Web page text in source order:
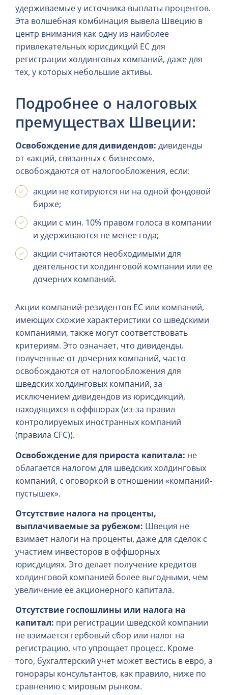
удерживаемые у источника выплаты процентов.
Эта волшебная комбинация вывела Швецию в
центр внимания как одну из наиболее
привлекательных юрисдикций ЕС для
регистрации холдинговых компаний, даже для
тех, у которых небольшие активы.
Подробнее о налоговых
премуществах Швеции:
Освобождение для дивидендов: дивиденды
от «акций, связанных с бизнесом»,
освобождаются от налогообложения, если:
акции не котируются ни на одной фондовой
бирже;
акции с мин. 10% правом голоса в компании
и удерживаются не менее года;
акции считаются необходимыми для
деятельности холдинговой компании или ее
дочерних компаний.
Акции компаний-резидентов ЕС или компаний,
имеющих схожие характеристики со шведскими
компаниями, также могут соответствовать
критериям. Это означает, что дивиденды,
полученные от дочерних компаний, часто
освобождаются от налогообложения для
шведских холдинговых компаний, за
исключением дивидендов из юрисдикций,
находящихся в оффшорах (из-за правил
контролируемых иностранных компаний
(правила CFC)).
Освобождение для прироста капитала: не
облагается налогом для шведских холдинговых
компаний, с оговоркой в отношении «компаний-
пустышек».
Отсутствие налога на проценты,
выплачиваемые за рубежом: Швеция не
взимает налоги на проценты, даже для сделок с
участием инвесторов в оффшорных
юрисдициях. Это делает получение кредитов
холдинговой компанией более выгодными, чем
увеличение ее акционерного капитала.
Отсутствие госпошлины или налога на
капитал: при регистрации шведской компании
не взимается гербовый сбор или налог на
регистрацию, что упрощает процесс. Кроме
того, бухгалтерский учет может вестись в евро, а
гонорары консультантов, как правило, ниже по
сравнению с мировым рынком.